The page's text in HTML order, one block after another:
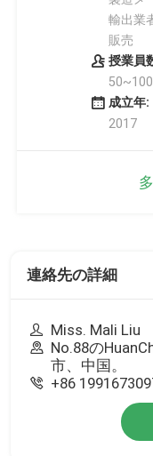
輸出業
販売
授業員
成立年:
2017
連絡先の詳細
Miss. Mali Liu
No.88の
市、中国。
+86